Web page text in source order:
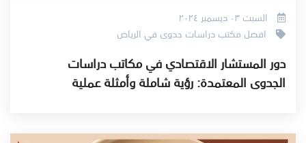
السبت ٠٣ ديسمبر ٢٠٢٤
افضل مكتب دراسات جدوى في الرياض
دور المستشار الاقتصادي في مكاتب دراسات
الجدوى المعتمدة: رؤية شاملة وأمثلة عملية